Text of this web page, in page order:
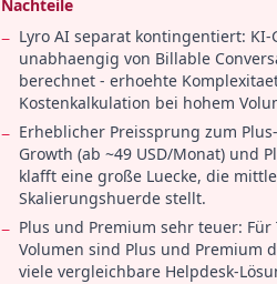
Nachteile
− Lyro AI separat kontingentiert: KI-
unabhaengig von Billable
berechnet - erhoehte
Kostenkalkulation bei hohem
− Erheblicher Preissprung zum
Growth (ab ~49 USD/Monat) und
klafft eine große Luecke, die
Skalierungshuerde stellt.
− Plus und Premium sehr teuer: Für
Volumen sind Plus und Premium
viele vergleichbare Helpdesk-